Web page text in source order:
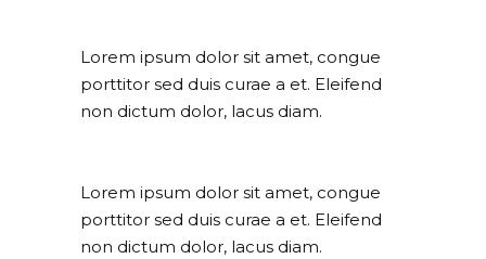
Lorem ipsum dolor sit amet, congue
porttitor sed duis curae a et. Eleifend
non dictum dolor, lacus diam.
Lorem ipsum dolor sit amet, congue
porttitor sed duis curae a et. Eleifend
non dictum dolor, lacus diam.